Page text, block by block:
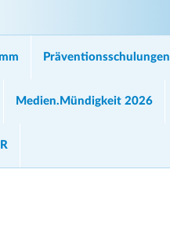
Präventionsschulungen
Medien.Mündigkeit 2026